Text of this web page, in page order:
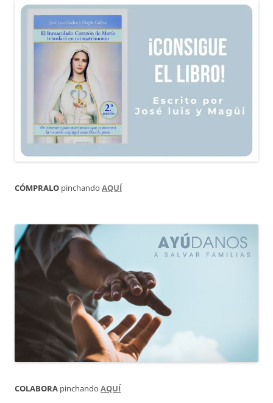
CÓMPRALO pinchando AQUÍ
COLABORA pinchando AQUÍ